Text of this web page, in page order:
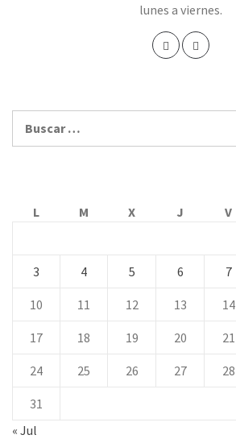
lunes a viernes.
L
M X J V
3 4 5 6 7
10 11 12 13 14
17 18 19 20 21
24 25 26 27 28
31
« Jul